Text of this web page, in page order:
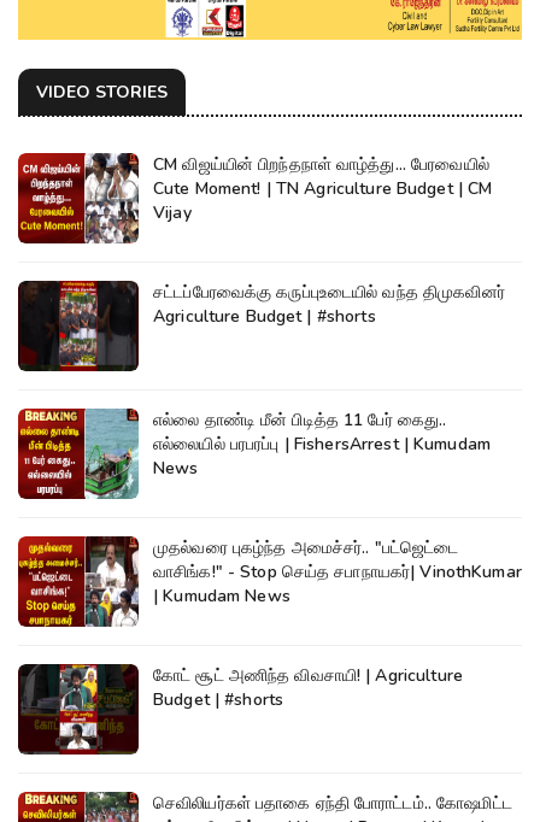
VIDEO STORIES
CM விஜய்யின் பிறந்தநாள் வாழ்த்து... பேரவையில்
Cute Moment! | TN Agriculture Budget | CM
Vijay
சட்டப்பேரவைக்கு கருப்புஉடையில் வந்த திமுகவினர்
Agriculture Budget | #shorts
எல்லை தாண்டி மீன் பிடித்த 11 பேர் கைது..
எல்லையில் பரபரப்பு | FishersArrest | Kumudam
News
முதல்வரை புகழ்ந்த அமைச்சர்.. "பட்ஜெட்டை
வாசிங்க!" - Stop செய்த சபாநாயகர்| VinothKumar
| Kumudam News
கோட் சூட் அணிந்த விவசாயி! | Agriculture
Budget | #shorts
செவிலியர்கள் பதாகை ஏந்தி போராட்டம்.. கோஷமிட்ட